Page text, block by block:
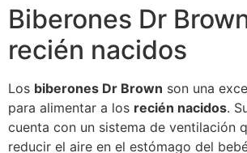
Biberones Dr
recién nacidos
Los biberones Dr Brown son una
para alimentar a los recién nacidos.
cuenta con un sistema de ventilación
reducir el aire en el estómago del